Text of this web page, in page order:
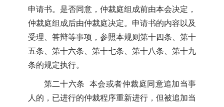
申请书。是否同意，仲裁庭组成前由本会决定，
仲裁庭组成后由仲裁庭决定。申请书的内容以及
受理、答辩等事项，参照本规则第十四条、第十
五条、第十六条、第十七条、第十八条、第十九
条的规定执行。
第二十六条 本会或者仲裁庭同意追加当事
人的，已进行的仲裁程序重新进行，但被追加当